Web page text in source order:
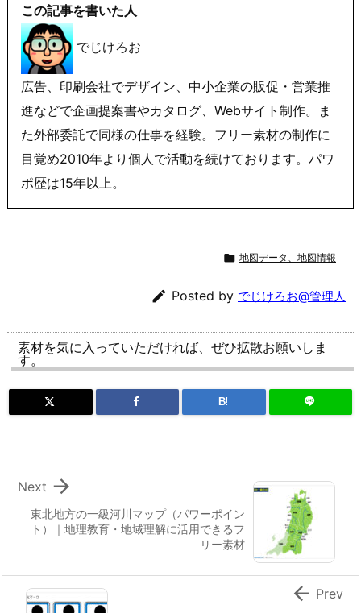
この記事を書いた人
でじけろお
広告、印刷会社でデザイン、中小企業の販促・営業推
進などで企画提案書やカタログ、Webサイト制作。ま
た外部委託で同様の仕事を経験。フリー素材の制作に
目覚め2010年より個人で活動を続けております。パワ
ポ歴は15年以上。
 地図データ、地図情報
 Posted by でじけろお@管理人
素材を気に入っていただければ、ぜひ拡散お願いしま
す。
B!
東北地方の一級河川マップ（パワーポイン
ト）｜地理教育・地域理解に活用できるフ
リー素材

Next
 Prev